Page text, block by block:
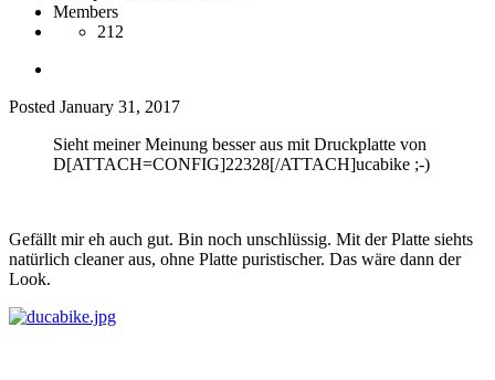
Members
212
Posted January 31, 2017
Sieht meiner Meinung besser aus mit Druckplatte von
D[ATTACH=CONFIG]22328[/ATTACH]ucabike ;-)
Gefällt mir eh auch gut. Bin noch unschlüssig. Mit der Platte siehts
natürlich cleaner aus, ohne Platte puristischer. Das wäre dann der
Look.